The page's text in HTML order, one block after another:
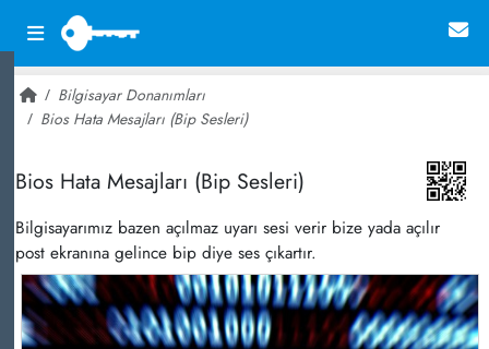
Bilgisayar Donanımları
Bios Hata Mesajları (Bip Sesleri)
Bios Hata Mesajları (Bip Sesleri)
Bilgisayarımız bazen açılmaz uyarı sesi verir bize yada açılır
post ekranına gelince bip diye ses çıkartır.